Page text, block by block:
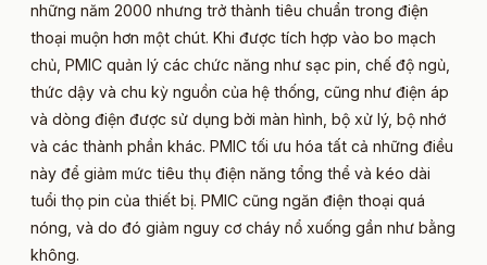
những năm 2000 nhưng trở thành tiêu chuẩn trong điện
thoại muộn hơn một chút. Khi được tích hợp vào bo mạch
chủ, PMIC quản lý các chức năng như sạc pin, chế độ ngủ,
thức dậy và chu kỳ nguồn của hệ thống, cũng như điện áp
và dòng điện được sử dụng bởi màn hình, bộ xử lý, bộ nhớ
và các thành phần khác. PMIC tối ưu hóa tất cả những điều
này để giảm mức tiêu thụ điện năng tổng thể và kéo dài
tuổi thọ pin của thiết bị. PMIC cũng ngăn điện thoại quá
nóng, và do đó giảm nguy cơ cháy nổ xuống gần như bằng
không.